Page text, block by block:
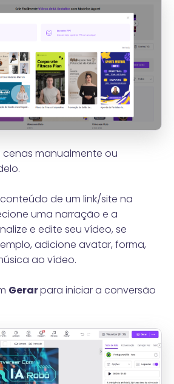
cenas manualmente ou
de um link/site na
uma narração e a
e edite seu vídeo, se
adicione avatar, forma,
ao vídeo.
Gerarpara iniciar a conversão